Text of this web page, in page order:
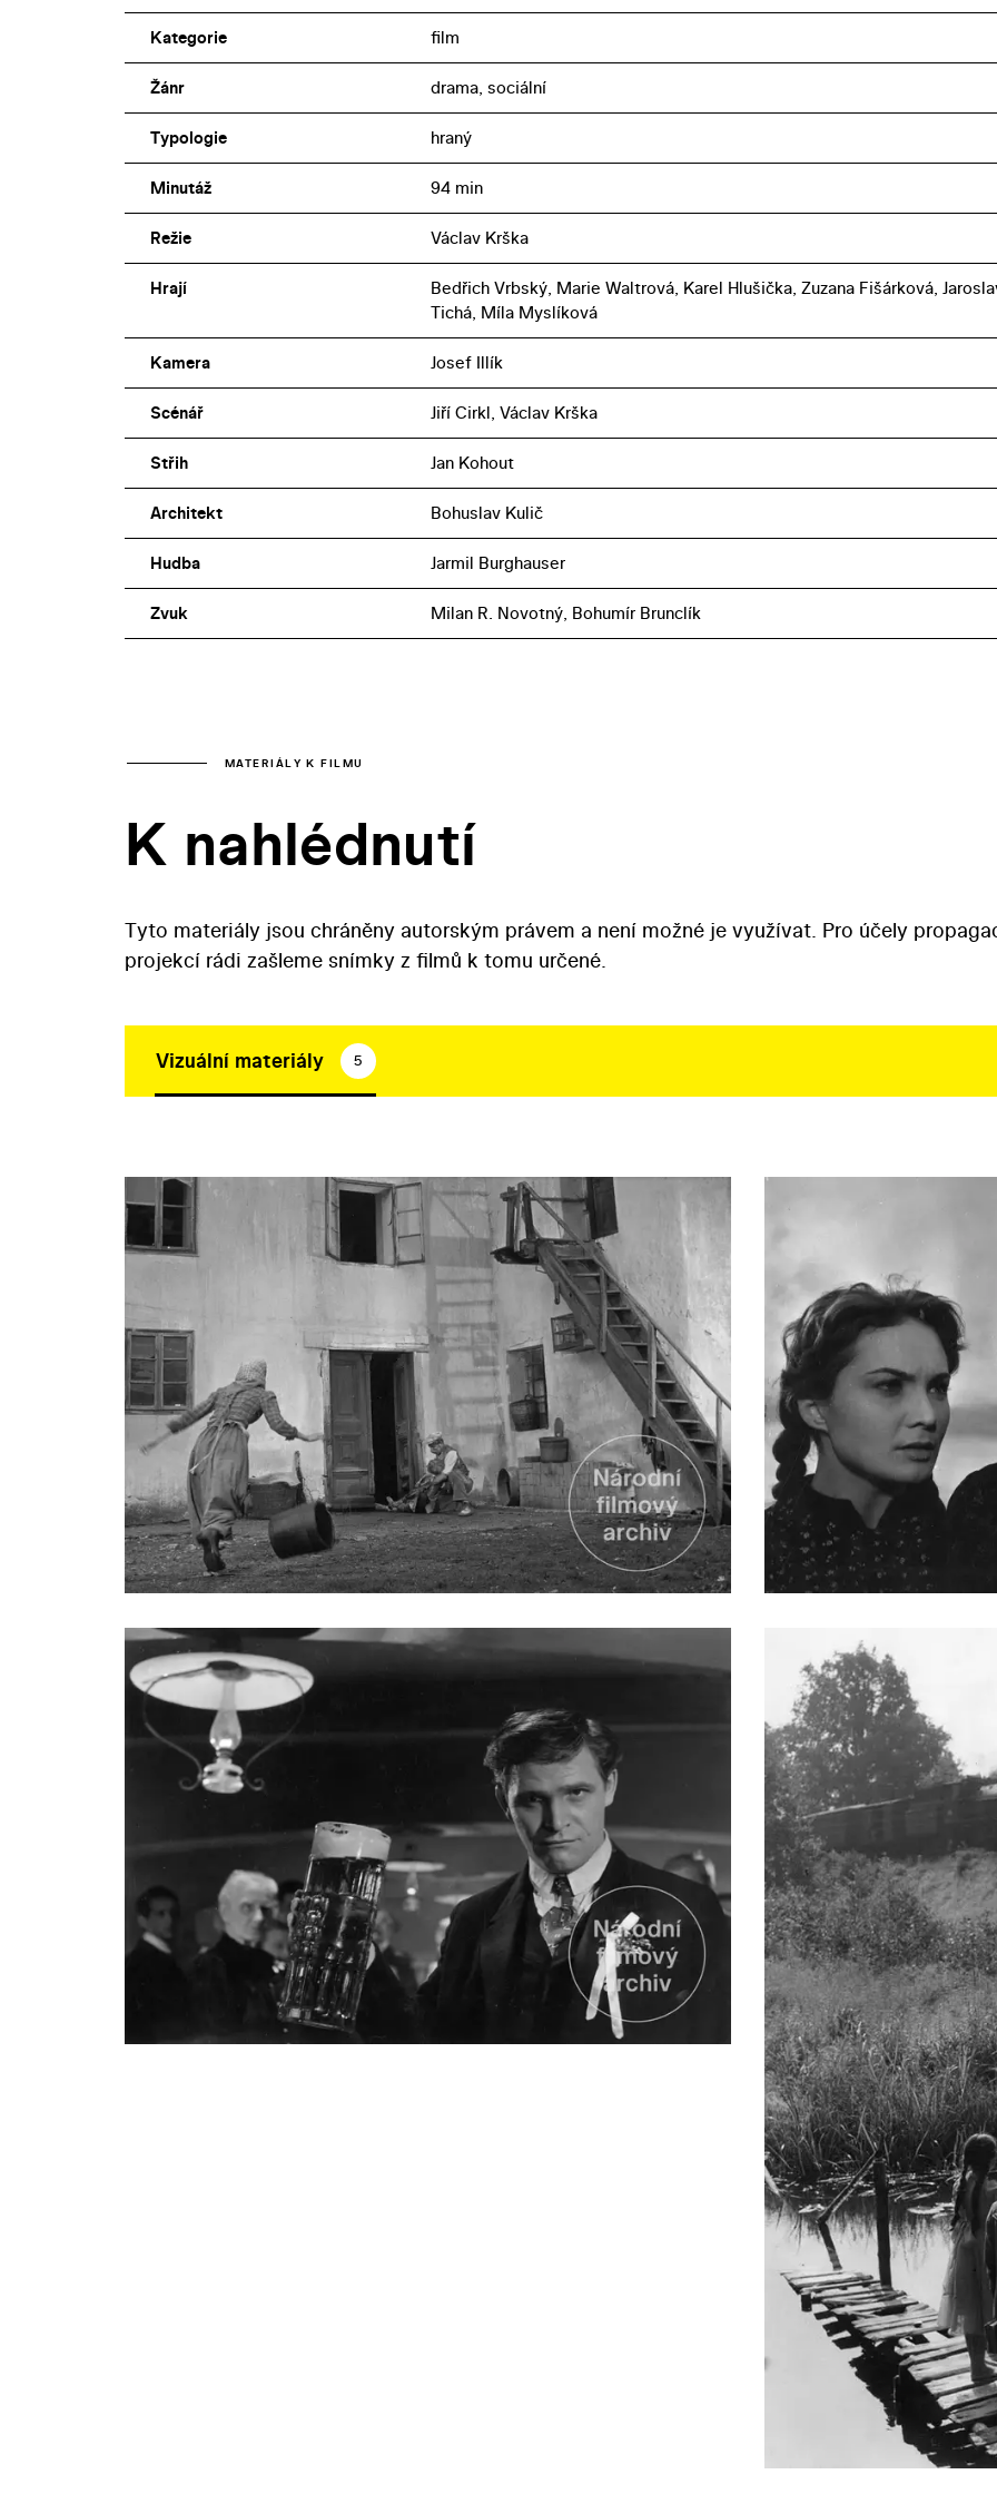
Kategorie film
Žánr drama, sociální
Typologie hraný
Minutáž 94 min
Režie Václav Krška
Hrají
Bedřich Vrbský, Marie Waltrová, Karel Hlušička, Zuzana Fišárková,
Tichá, Míla Myslíková
Kamera Josef Illík
Scénář Jiří Cirkl, Václav Krška
Střih Jan Kohout
Architekt Bohuslav Kulič
Hudba Jarmil Burghauser
Zvuk Milan R. Novotný, Bohumír Brunclík
MATERIÁLY K FILMU
K nahlédnutí
Tyto materiály jsou chráněny autorským právem a není možné je využívat. Pro účely
projekcí rádi zašleme snímky z filmů k tomu určené.
Vizuální materiály 5